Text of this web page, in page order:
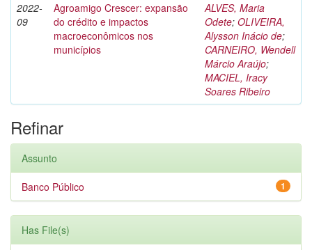
2022-
09
Agroamigo Crescer: expansão
do crédito e impactos
macroeconômicos nos
municípios
ALVES, Maria
Odete; OLIVEIRA,
Alysson Inácio de;
CARNEIRO, Wendell
Márcio Araújo;
MACIEL, Iracy
Soares Ribeiro
Refinar
Assunto
1
Banco Público
Has File(s)